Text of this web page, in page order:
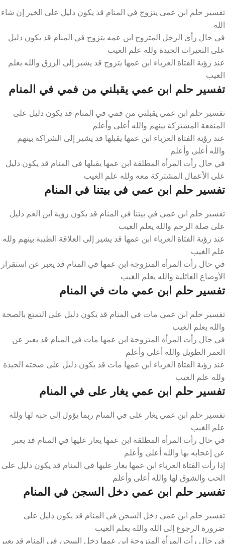
تفسير حلم ابن عمي يتزوج في المنام قد يكون دليل على الخير إن شاء
الله
في حال رأى الرجل المتزوج ابن عمه يتزوج في المنام قد يكون دليل
على التغيرات الجيدة ولله علم الغيب
عند رؤية الفتاة العزباء ابن عمها يتزوج قد يشير إلى الرزق والله يعلم
الغيب
تفسير حلم ابن عمي يقبلني من فمي في المنام
تفسير حلم ابن عمي يقبلني من فمي في المنام قد يكون دليل على
المنفعة المشتركة بينهم والله أعلى وأعلم
عند رؤية الفتاة العزباء ابن عمها يقبلها قد يشير إلى الشراكة بينهم
والله أعلى وأعلم
في حال رأت المرأة المطلقة ابن عمها يقبلها في المنام قد يكون دليل
على الأعمال المشتركة معه ولله علم الغيب
تفسير حلم ابن عمي في بيتنا في المنام
تفسير حلم ابن عمي في بيتنا في المنام قد يكون رؤية ابن العم دليل
على صلة الرحم والله يعلم الغيب
عند رؤية الفتاة العزباء ابن عمها قد يشير إلى العلاقة الطيبة بينهم ولله
علم الغيب
في حال رأت المرأة المتزوجة ابن عمها في المنام قد يعبر عن استقرار
الأوضاع العائلية والله يعلم الغيب
تفسير حلم ابن عمي مات في المنام
تفسير حلم ابن عمي مات في المنام قد يكون دليل على التمتع بالصحة
والله يعلم الغيب
في حال رأت المرأة المتزوجة ابن عمها مات في المنام قد يعبر عن
العمر الطويل والله أعلى وأعلم
عند رؤية الفتاة العزباء ابن عمها مات قد يكون دليل على صحته الجيدة
ولله علم الغيب
تفسير حلم ابن عمي يغار على في المنام
تفسير حلم ابن عمي يغار على في المنام ربما يؤول إلى حبه لها ولله
علم الغيب
في حال رأت المرأة المطلقة ابن عمها يغار عليها في المنام قد يعبر
عن إعجابه بها والله أعلى وأعلم
إذا رأت الفتاة العزباء ابن عمها يغار عليها في المنام قد يكون دليل على
الحب والشوق لها والله أعلى وأعلم
تفسير حلم ابن عمي دخل السجن في المنام
تفسير حلم ابن عمي دخل السجن في المنام قد يكون دليل على
ضرورة الرجوع إلى الله والله يعلم الغيب
في حال رأت المرأة المتزوجة ابن عمها دخل السجن في المنام قد يعبر